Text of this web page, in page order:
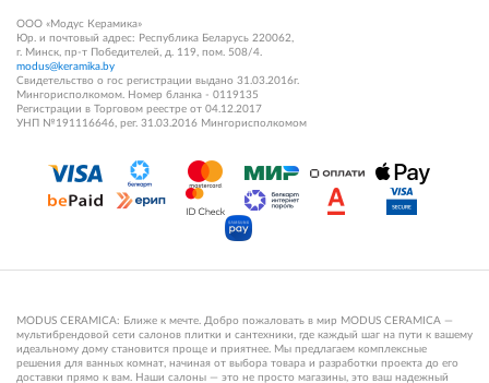
ООО «Модус Керамика»
Юр. и почтовый адрес: Республика Беларусь 220062,
г. Минск, пр-т Победителей, д. 119, пом. 508/4.
modus@keramika.by
Свидетельство о гос регистрации выдано 31.03.2016г.
Мингорисполкомом. Номер бланка - 0119135
Регистрации в Торговом реестре от 04.12.2017
УНП №191116646, рег. 31.03.2016 Мингорисполкомом
MODUS CERAMICA: Ближе к мечте. Добро пожаловать в мир MODUS CERAMICA —
мультибрендовой сети салонов плитки и сантехники, где каждый шаг на пути к вашему
идеальному дому становится проще и приятнее. Мы предлагаем комплексные
решения для ванных комнат, начиная от выбора товара и разработки проекта до его
доставки прямо к вам. Наши салоны — это не просто магазины, это ваш надежный